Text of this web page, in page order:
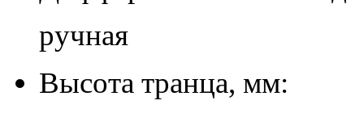
ручная
Высота транца, мм: